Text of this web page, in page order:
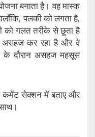
बनाता है। वह मास्क
पलकी को लगता है,
को गलत तरीके से छूता है
असहज कर रहा है और वे
के दौरान असहज महसूस
कमेंट सेक्शन में बताए और